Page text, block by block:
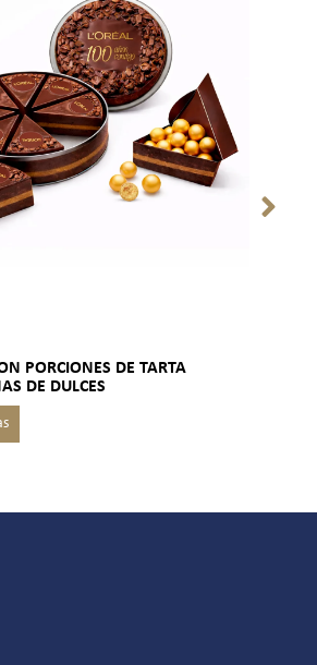
PORCIONES DE TARTA
DE DULCES